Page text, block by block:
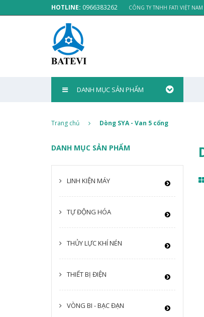
HOTLINE: 0966383262 CÔNG TY TNHH FATI VIỆT
DANH MỤC SẢN PHẨM
Trang chủ Dòng SYA - Van 5 cổng
DANH MỤC SẢN PHẨM
LINH KIỆN MÁY
TỰ ĐỘNG HÓA
THỦY LỰC KHÍ NÉN
THIẾT BỊ ĐIỆN
VÒNG BI - BẠC ĐẠN